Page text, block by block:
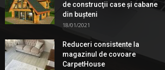
de construcţii case și cabane
din bușteni
18/01/2021
Reduceri consistente la
magazinul de covoare
CarpetHouse